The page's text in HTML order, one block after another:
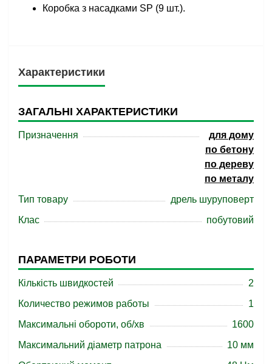
Коробка з насадками SP (9 шт.).
Характеристики
ЗАГАЛЬНІ ХАРАКТЕРИСТИКИ
Призначення
для дому
по бетону
по дереву
по металу
Тип товару
дрель шуруповерт
Клас
побутовий
ПАРАМЕТРИ РОБОТИ
Кількість швидкостей
2
Количество режимов работы
1
Максимальні обороти, об/хв
1600
Максимальний діаметр патрона
10 мм